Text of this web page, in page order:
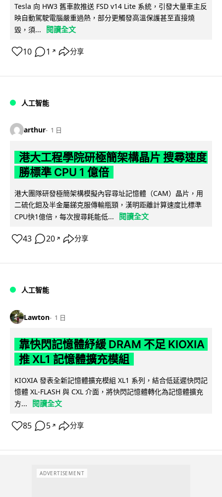
Tesla 向 HW3 舊車款推送 FSD v14 Lite 系統，引發大量車主反
映自動駕駛電腦嚴重過熱，部分更觸發高溫保護甚至直接燒
毀，須...
閱讀全文
10 1 ↗ 分享
人工智能
arthur 1 日
港大工程學院研極簡架構晶片 搜尋速度
勝標準 CPU 1 億倍
港大團隊研發極簡架構模擬內容尋址記憶體（CAM）晶片，用
二硫化鉬及半金屬銻克服傳輸瓶頸，漢明距離計算速度比標準
CPU快1億倍，每次搜尋耗能低...
閱讀全文
43 20 ↗ 分享
人工智能
Lawton 1 日
靠快閃記憶體紓緩 DRAM 不足 KIOXIA
推 XL1 記憶體擴充模組
KIOXIA 發表全新記憶體擴充模組 XL1 系列，結合低延遲快閃記
憶體 XL-FLASH 與 CXL 介面，將快閃記憶體轉化為記憶體擴充
方...
閱讀全文
85 5 ↗ 分享
ADVERTISEMENT